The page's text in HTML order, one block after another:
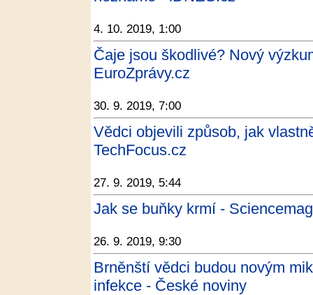
4. 10. 2019, 1:00
Čaje jsou škodlivé? Nový
EuroZprávy.cz
30. 9. 2019, 7:00
Vědci objevili způsob, jak
TechFocus.cz
27. 9. 2019, 5:44
Jak se buňky krmí -
26. 9. 2019, 9:30
Brněnští vědci budou novým
infekce - České noviny